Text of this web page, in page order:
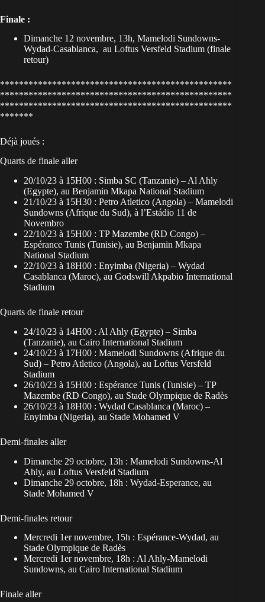
Finale :
Dimanche 12 novembre, 13h, Mamelodi Sundowns-
Wydad-Casablanca, au Loftus Versfeld Stadium (finale
retour)
*************************************************
*************************************************
*************************************************
*******
Déjà joués :
Quarts de finale aller
20/10/23 à 15H00 : Simba SC (Tanzanie) – Al Ahly
(Egypte), au Benjamin Mkapa National Stadium
21/10/23 à 15H30 : Petro Atletico (Angola) – Mamelodi
Sundowns (Afrique du Sud), à l’Estádio 11 de
Novembro
22/10/23 à 15H00 : TP Mazembe (RD Congo) –
Espérance Tunis (Tunisie), au Benjamin Mkapa
National Stadium
22/10/23 à 18H00 : Enyimba (Nigeria) – Wydad
Casablanca (Maroc), au Godswill Akpabio International
Stadium
Quarts de finale retour
24/10/23 à 14H00 : Al Ahly (Egypte) – Simba
(Tanzanie), au Cairo International Stadium
24/10/23 à 17H00 : Mamelodi Sundowns (Afrique du
Sud) – Petro Atletico (Angola), au Loftus Versfeld
Stadium
26/10/23 à 15H00 : Espérance Tunis (Tunisie) – TP
Mazembe (RD Congo), au Stade Olympique de Radès
26/10/23 à 18H00 : Wydad Casablanca (Maroc) –
Enyimba (Nigeria), au Stade Mohamed V
Demi-finales aller
Dimanche 29 octobre, 13h : Mamelodi Sundowns-Al
Ahly, au Loftus Versfeld Stadium
Dimanche 29 octobre, 18h : Wydad-Esperance, au
Stade Mohamed V
Demi-finales retour
Mercredi 1er novembre, 15h : Espérance-Wydad, au
Stade Olympique de Radès
Mercredi 1er novembre, 18h : Al Ahly-Mamelodi
Sundowns, au Cairo International Stadium
Finale aller